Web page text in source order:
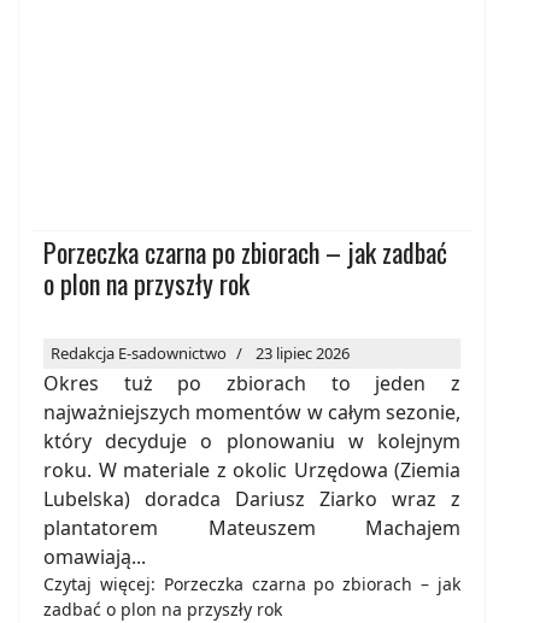
Porzeczka czarna po zbiorach – jak zadbać
o plon na przyszły rok
Redakcja E-sadownictwo 23 lipiec 2026
Okres tuż po zbiorach to jeden z
najważniejszych momentów w całym sezonie,
który decyduje o plonowaniu w kolejnym
roku. W materiale z okolic Urzędowa (Ziemia
Lubelska) doradca Dariusz Ziarko wraz z
plantatorem Mateuszem Machajem
omawiają...
Czytaj więcej: Porzeczka czarna po zbiorach – jak
zadbać o plon na przyszły rok